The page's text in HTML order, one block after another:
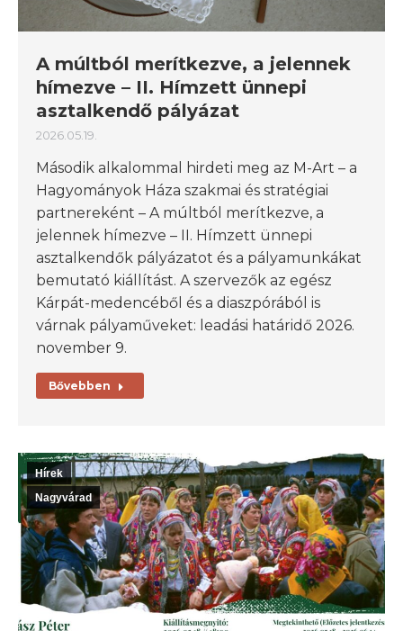
A múltból merítkezve, a jelennek
hímezve – II. Hímzett ünnepi
asztalkendő pályázat
2026.05.19.
Második alkalommal hirdeti meg az M-Art – a
Hagyományok Háza szakmai és stratégiai
partnereként – A múltból merítkezve, a
jelennek hímezve – II. Hímzett ünnepi
asztalkendők pályázatot és a pályamunkákat
bemutató kiállítást. A szervezők az egész
Kárpát-medencéből és a diaszpórából is
várnak pályaműveket: leadási határidő 2026.
november 9.
Bővebben
Hírek
Nagyvárad